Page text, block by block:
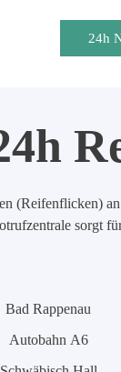
24h
(Reifenflicken)
sorgt
Bad Rappenau
Autobahn A6